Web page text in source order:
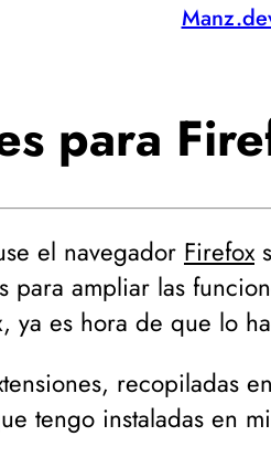
para
el navegador Firefox
para ampliar las
ya es hora de que lo
recopiladas
tengo instaladas en